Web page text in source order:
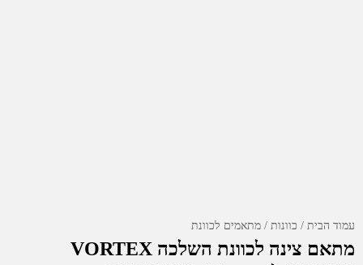
עמוד הבית כוונות מתאמים לכוונת
מתאם צינה לכוונת השלכה VORTEX